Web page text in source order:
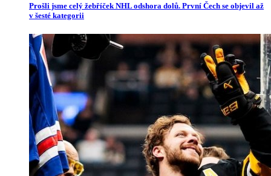
Prošli jsme celý žebříček NHL odshora dolů. První Čech se objevil až
v šesté kategorii